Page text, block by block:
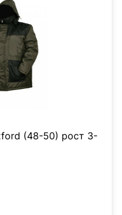
(48-50) рост 3-